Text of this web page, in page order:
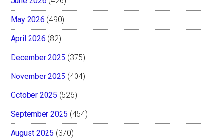
May 2026 (490)
April 2026 (82)
December 2025 (375)
November 2025 (404)
October 2025 (526)
September 2025 (454)
August 2025 (370)